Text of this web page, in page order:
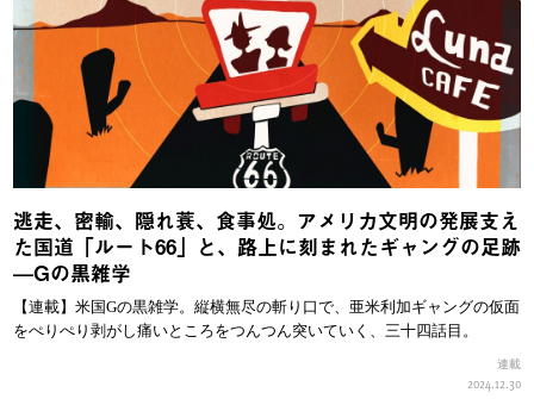
逃走、密輸、隠れ蓑、食事処。アメリカ文明の発展支え
た国道「ルート66」と、路上に刻まれたギャングの足跡
—Gの黒雑学
【連載】米国Gの黒雑学。縦横無尽の斬り口で、亜米利加ギャングの仮面
をぺりぺり剥がし痛いところをつんつん突いていく、三十四話目。
連載
2024.12.30